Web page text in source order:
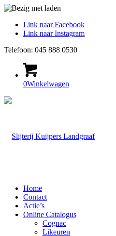
Link naar Facebook
Link naar Instagram
Telefoon: 045 888 0530
0Winkelwagen
Home
Contact
Actie’s
Online Catalogus
Cognac
Likeuren